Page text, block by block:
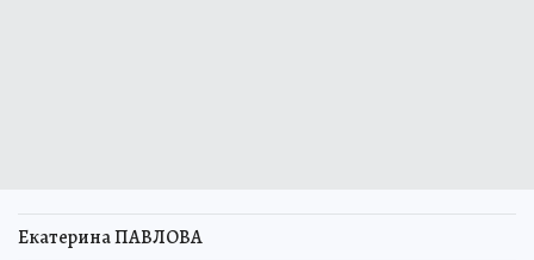
Екатерина ПАВЛОВА